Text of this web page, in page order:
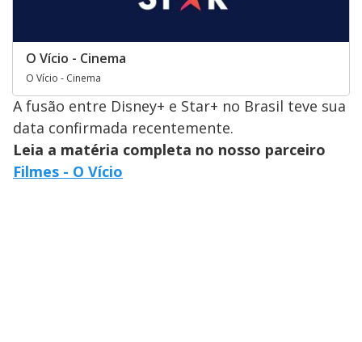
O Vício - Cinema
O Vício - Cinema
A fusão entre Disney+ e Star+ no Brasil teve sua
data confirmada recentemente.
Leia a matéria completa no nosso parceiro
Filmes - O Vício